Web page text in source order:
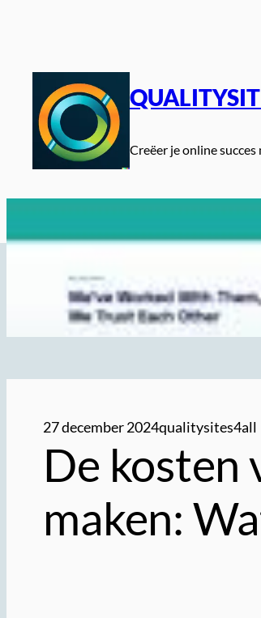
Creëer je online
27 december 2024qualitysites4all
De kosten
maken: